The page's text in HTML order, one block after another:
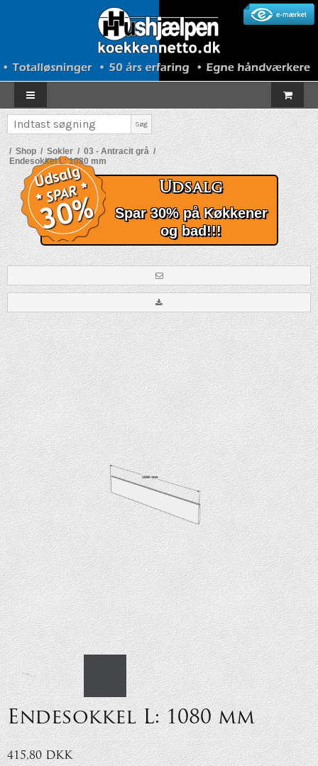
Søg
/ Shop / Sokler / 03 - Antracit grå /
Endesokkel L: 1080 mm
Udsalg
Spar 30% på Køkkener
og bad!!!
Endesokkel L: 1080 mm
415,80 DKK